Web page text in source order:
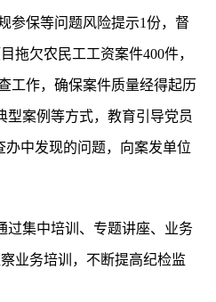
参保等问题风险提示1份，督
拖欠农民工工资案件400件，
工作，确保案件质量经得起历
型案例等方式，教育引导党员
中发现的问题，向案发单位
过集中培训、专题讲座、业务
业务培训，不断提高纪检监